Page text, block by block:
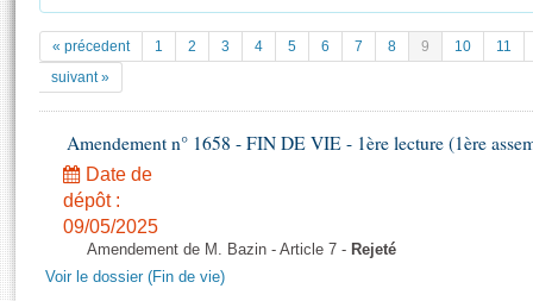
Documents parlementaires
Projets de loi
Propositions de loi
Amendements
Textes adoptés
Rapports d'information
Documents de référence
( Constitution | Règlement de l'Assemblée ... )
Histoire
Juniors
Anciennes législatures
Liens vers les sites publics
La Bibliothèque
Les archives
Contacts et plan d'accès
Photos libres de droit
« précedent 1 2 3 4 5 6 7 8 9 10
11
suivant »
Amendement n° 1658 - FIN DE VIE - 1ère lecture (1ère
Date de
dépôt :
09/05/2025
Amendement de M. Bazin - Article 7 - Rejeté
Voir le dossier (Fin de vie)